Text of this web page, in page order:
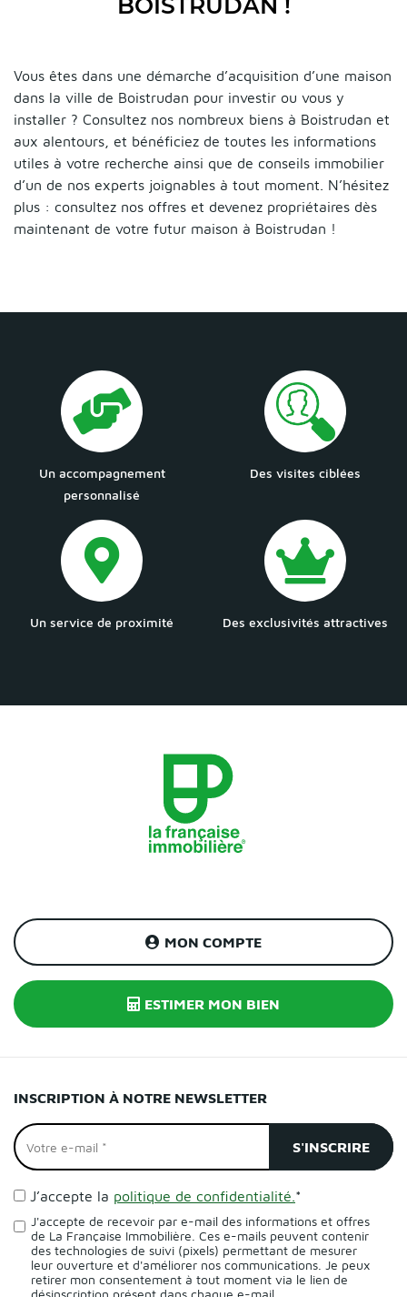
Vous êtes dans une démarche d’acquisition d’une maison
dans la ville de Boistrudan pour investir ou vous y
installer ? Consultez nos nombreux biens à Boistrudan et
aux alentours, et bénéficiez de toutes les informations
utiles à votre recherche ainsi que de conseils immobilier
d’un de nos experts joignables à tout moment. N’hésitez
plus : consultez nos offres et devenez propriétaires dès
maintenant de votre futur maison à Boistrudan !
Un accompagnement
personnalisé
Des visites ciblées
Un service de proximité Des exclusivités attractives
MON COMPTE
ESTIMER MON BIEN
INSCRIPTION À NOTRE NEWSLETTER
J’accepte la politique de confidentialité. *
J'accepte de recevoir par e-mail des informations et offres
de La Française Immobilière. Ces e-mails peuvent contenir
des technologies de suivi (pixels) permettant de mesurer
leur ouverture et d'améliorer nos communications. Je peux
retirer mon consentement à tout moment via le lien de